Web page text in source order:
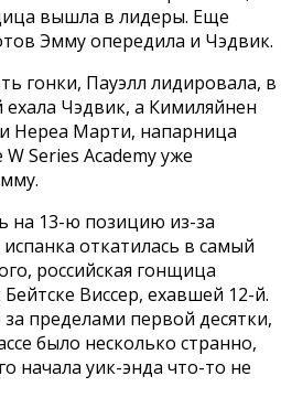
вышла в лидеры. Еще
Эмму опередила и Чэдвик.
гонки, Пауэлл лидировала, в
Чэдвик, а Кимиляйнен
Нереа Марти, напарница
Series Academy уже
на 13-ю позицию из-за
откатилась в самый
российская гонщица
Виссер, ехавшей 12-й.
пределами первой десятки,
было несколько странно,
начала уик-энда что-то не